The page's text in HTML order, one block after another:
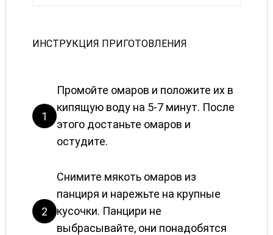
ИНСТРУКЦИЯ ПРИГОТОВЛЕНИЯ
1
Промойте омаров и положите их в
кипящую воду на 5-7 минут. После
этого достаньте омаров и
остудите.
2
Снимите мякоть омаров из
панциря и нарежьте на крупные
кусочки. Панцири не
выбрасывайте, они понадобятся